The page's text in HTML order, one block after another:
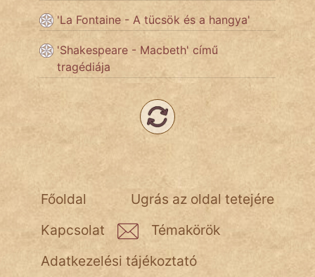
Név nélkül
pszichopati
szegény legény
Hoffer Botond
'La Fontaine - A tücsök és a hangya'
'Shakespeare - Macbeth' című
tragédiája
Ugrás az oldal tetejére
Főoldal
Kapcsolat
Témakörök
Adatkezelési tájékoztató